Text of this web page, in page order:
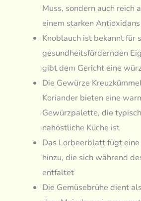
Muss, sondern auch reich
einem starken Antioxidans
Knoblauch ist bekannt für
gesundheitsfördernden
gibt dem Gericht eine
Die Gewürze
Koriander bieten eine
Gewürzpalette, die
nahöstliche Küche ist
Das Lorbeerblatt fügt
hinzu, die sich während
entfaltet
Die Gemüsebrühe dient